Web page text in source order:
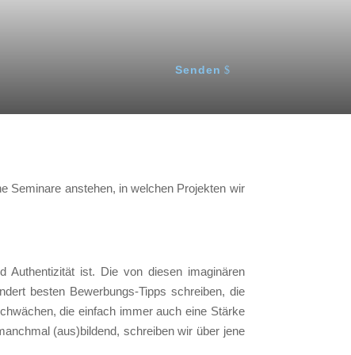
Senden
Seminare anstehen, in welchen Projekten wir
Authentizität ist. Die von diesen imaginären
besten Bewerbungs-Tipps schreiben, die
die einfach immer auch eine Stärke
(aus)bildend, schreiben wir über jene